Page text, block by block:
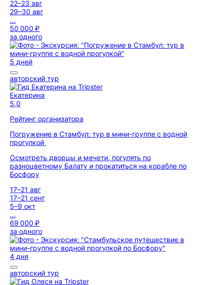
22–23 авг
29–30 авг
...
50 000 ₽
за одного
5 дней
авторский тур
Екатерина
5,0
Рейтинг организатора
Погружение в Стамбул: тур в мини-группе с водной
прогулкой
Осмотреть дворцы и мечети, погулять по
разноцветному Балату и прокатиться на корабле по
Босфору
17–21 авг
17–21 сент
5–9 окт
...
69 000 ₽
за одного
4 дня
авторский тур